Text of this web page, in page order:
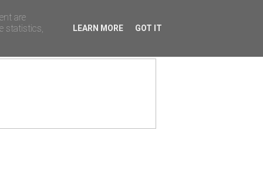
are
statistics,
LEARN MORE GOT IT